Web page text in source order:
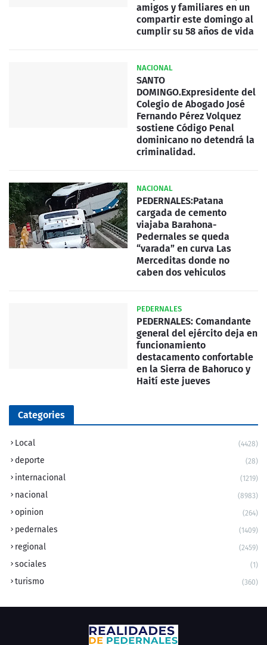
amigos y familiares en un
compartir este domingo al
cumplir su 58 años de vida
NACIONAL
SANTO
DOMINGO.Expresidente del
Colegio de Abogado José
Fernando Pérez Volquez
sostiene Código Penal
dominicano no detendrá la
criminalidad.
NACIONAL
PEDERNALES:Patana
cargada de cemento
viajaba Barahona-
Pedernales se queda
“varada” en curva Las
Merceditas donde no
caben dos vehiculos
PEDERNALES
PEDERNALES: Comandante
general del ejército deja en
funcionamiento
destacamento confortable
en la Sierra de Bahoruco y
Haití este jueves
Categories
Local (4428)
deporte (28)
internacional (1219)
nacional (8983)
opinion (264)
pedernales (1409)
regional (2459)
sociales (1)
turismo (360)